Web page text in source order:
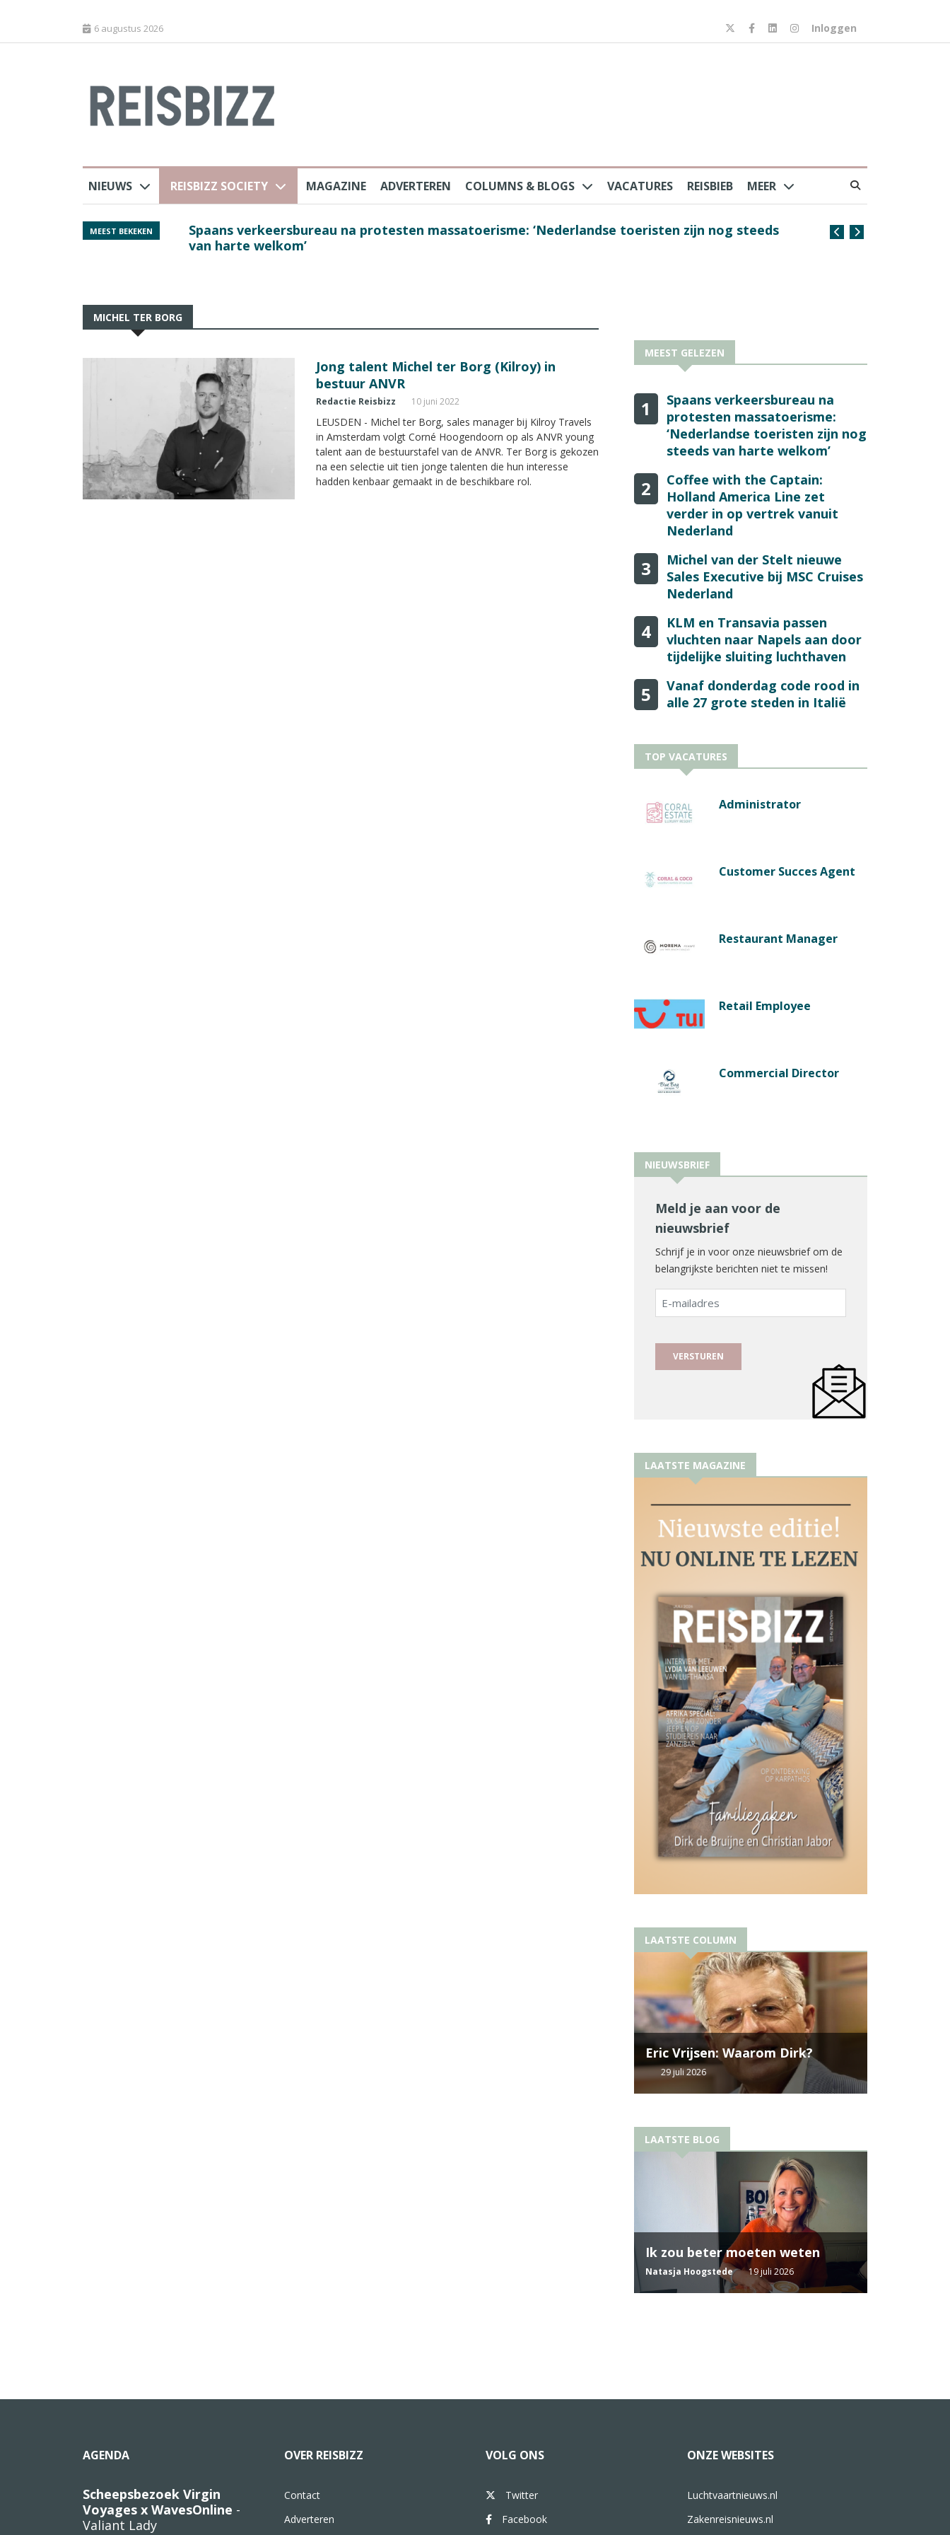
6 augustus 2026 Inloggen
NIEUWS REISBIZZ SOCIETY MAGAZINE ADVERTEREN COLUMNS & BLOGS VACATURES REISBIEB MEER
MEEST BEKEKEN
luchthaven
Spaans verkeersbureau na protesten massatoerisme: ‘Nederlandse toeristen zijn nog steeds
van harte welkom’
Coffee with the
MICHEL TER BORG
Jong talent Michel ter Borg (Kilroy) in
bestuur ANVR
Redactie Reisbizz 10 juni 2022
LEUSDEN - Michel ter Borg, sales manager bij Kilroy Travels
in Amsterdam volgt Corné Hoogendoorn op als ANVR young
talent aan de bestuurstafel van de ANVR. Ter Borg is gekozen
na een selectie uit tien jonge talenten die hun interesse
hadden kenbaar gemaakt in de beschikbare rol.
MEEST GELEZEN
1
Spaans verkeersbureau na
protesten massatoerisme:
‘Nederlandse toeristen zijn nog
steeds van harte welkom’
2
Coffee with the Captain:
Holland America Line zet
verder in op vertrek vanuit
Nederland
3
Michel van der Stelt nieuwe
Sales Executive bij MSC Cruises
Nederland
4
KLM en Transavia passen
vluchten naar Napels aan door
tijdelijke sluiting luchthaven
5
Vanaf donderdag code rood in
alle 27 grote steden in Italië
TOP VACATURES
Administrator
Customer Succes Agent
Restaurant Manager
Retail Employee
Commercial Director
NIEUWSBRIEF
Meld je aan voor de
nieuwsbrief
Schrijf je in voor onze nieuwsbrief om de
belangrijkste berichten niet te missen!
E-
mailadres
LAATSTE MAGAZINE
LAATSTE COLUMN
Eric Vrijsen: Waarom Dirk?
29 juli 2026
LAATSTE BLOG
Ik zou beter moeten weten
Natasja Hoogstede 19 juli 2026
AGENDA
Scheepsbezoek Virgin
Voyages x WavesOnline -
Valiant Lady
OVER REISBIZZ
Contact
Adverteren
VOLG ONS
Twitter
Facebook
ONZE WEBSITES
Luchtvaartnieuws.nl
Zakenreisnieuws.nl